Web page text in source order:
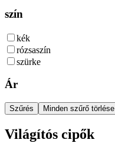
szín
kék
rózsaszín
szürke
Ár
Szűrés Minden szűrő törlése
Világítós cipők